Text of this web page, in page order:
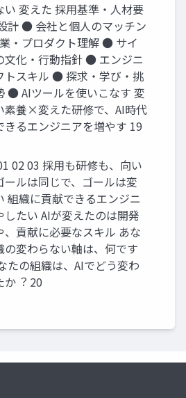
い 変えた 採⽤基準・⼈材要
計 ● 会社と個⼈のマッチン
・プロダクト理解 ● サイ
⽂化・⾏動指針 ● エンジニ
トスキル ● 探求・学び・挑
● AIツールを使いこなす 変
素養×変えた研修で、AI時代
きるエンジニアを増やす 19
02 03 採⽤も研修も、向い
ールは同じで、ゴールは変
組織に貢献できるエンジニ
したい AIが変えたのは開発
、貢献に必要なスキル あな
の変わらない軸は、何です
たの組織は、AIでどう変わ
か︖ 20